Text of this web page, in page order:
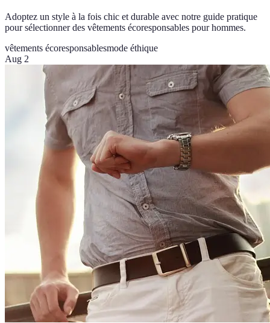
Adoptez un style à la fois chic et durable avec notre guide pratique
pour sélectionner des vêtements écoresponsables pour hommes.
vêtements écoresponsablesmode éthique
Aug 2